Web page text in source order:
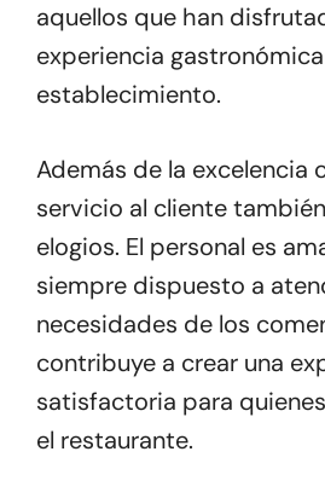
aquellos que han
experiencia
establecimiento.
Además de la excelencia
servicio al cliente
elogios. El personal es
siempre dispuesto a
necesidades de los
contribuye a crear una
satisfactoria para
el restaurante.